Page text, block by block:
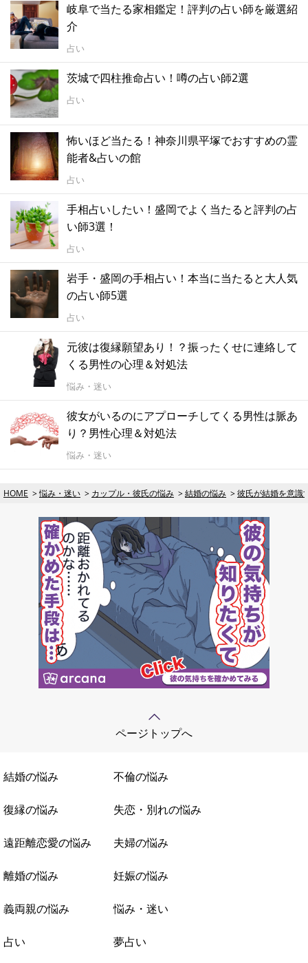
岐阜で当たる家相鑑定！評判の占い師を厳選紹
介
占い
茨城で四柱推命占い！噂の占い師2選
占い
怖いほど当たる！神奈川県平塚でおすすめの霊
能者&占いの館
占い
手相占いしたい！盛岡でよく当たると評判の占
い師3選！
占い
岩手・盛岡の手相占い！本当に当たると大人気
の占い師5選
占い
元彼は復縁願望あり！？振ったくせに連絡して
くる男性の心理＆対処法
悩み・迷い
彼女がいるのにアプローチしてくる男性は脈あ
り？男性心理＆対処法
悩み・迷い
HOME 悩み・迷い カップル・彼氏の悩み 結婚の悩み 彼氏が結婚を意識
ページトップへ
結婚の悩み 不倫の悩み
復縁の悩み 失恋・別れの悩み
遠距離恋愛の悩み 夫婦の悩み
離婚の悩み 妊娠の悩み
義両親の悩み 悩み・迷い
占い 夢占い